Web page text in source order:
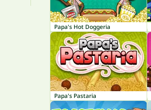
Papa's Hot Doggeria
Papa's Pastaria